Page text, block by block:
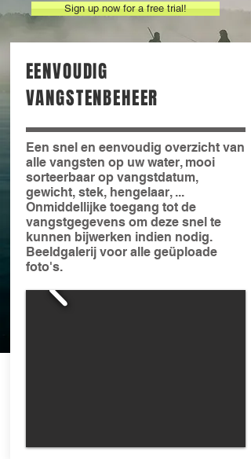
Sign up now for a free trial!
EENVOUDIG
VANGSTENBEHEER
Een snel en eenvoudig overzicht van
alle vangsten op uw water, mooi
sorteerbaar op vangstdatum,
gewicht, stek, hengelaar, ...
Onmiddellijke toegang tot de
vangstgegevens om deze snel te
kunnen bijwerken indien nodig.
Beeldgalerij voor alle geüploade
foto's.